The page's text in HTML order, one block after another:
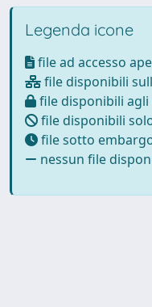
Legenda icone
file ad accesso
file disponibili
file disponibili
file disponibili
file sotto
nessun file